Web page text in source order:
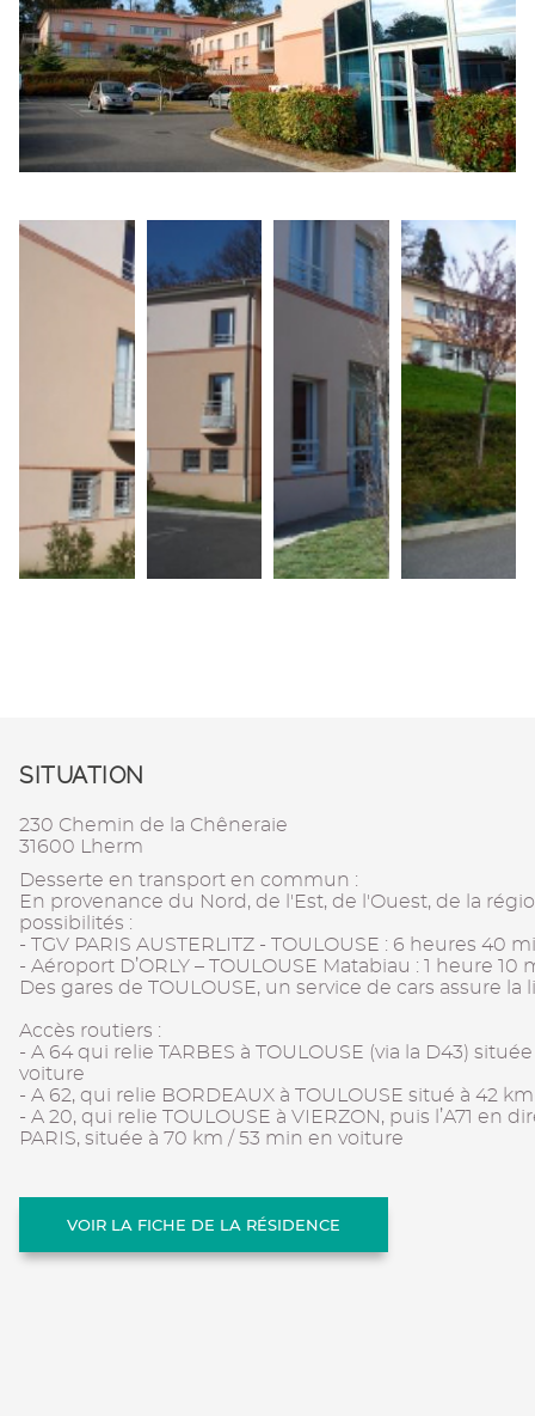
SITUATION
230 Chemin de la Chêneraie
31600 Lherm
Desserte en transport en commun :
En provenance du Nord, de l'Est, de l'Ouest, de la
possibilités :
- TGV PARIS AUSTERLITZ - TOULOUSE : 6 heures 40
- Aéroport D’ORLY – TOULOUSE Matabiau : 1 heure 10
Des gares de TOULOUSE, un service de cars assure la
Accès routiers :
- A 64 qui relie TARBES à TOULOUSE (via la D43)
voiture
- A 62, qui relie BORDEAUX à TOULOUSE situé à 42
- A 20, qui relie TOULOUSE à VIERZON, puis l’A71 en
PARIS, située à 70 km / 53 min en voiture
VOIR LA FICHE DE LA RÉSIDENCE